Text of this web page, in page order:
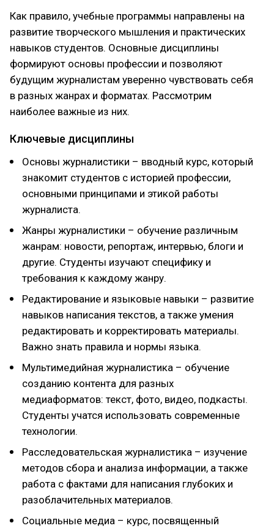
Как правило, учебные программы направлены на
развитие творческого мышления и практических
навыков студентов. Основные дисциплины
формируют основы профессии и позволяют
будущим журналистам уверенно чувствовать себя
в разных жанрах и форматах. Рассмотрим
наиболее важные из них.
Ключевые дисциплины
Основы журналистики – вводный курс, который
знакомит студентов с историей профессии,
основными принципами и этикой работы
журналиста.
Жанры журналистики – обучение различным
жанрам: новости, репортаж, интервью, блоги и
другие. Студенты изучают специфику и
требования к каждому жанру.
Редактирование и языковые навыки – развитие
навыков написания текстов, а также умения
редактировать и корректировать материалы.
Важно знать правила и нормы языка.
Мультимедийная журналистика – обучение
созданию контента для разных
медиаформатов: текст, фото, видео, подкасты.
Студенты учатся использовать современные
технологии.
Расследовательская журналистика – изучение
методов сбора и анализа информации, а также
работа с фактами для написания глубоких и
разоблачительных материалов.
Социальные медиа – курс, посвященный